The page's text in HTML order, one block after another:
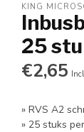
KING
25
€2,65
» RVS A2
» 25 stuks